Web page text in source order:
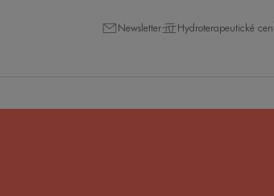
Newsletter Hydroterapeutické